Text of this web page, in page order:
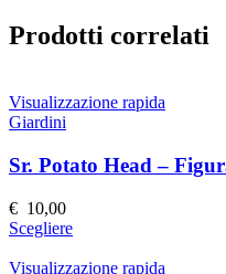
Prodotti correlati
Visualizzazione rapida
Giardini
Sr. Potato Head –
€ 10,00
ScegliereQuesto
ha
Visualizzazione rapida